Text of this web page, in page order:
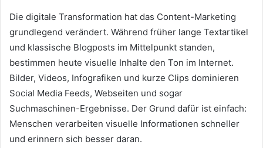
Die digitale Transformation hat das Content-Marketing
grundlegend verändert. Während früher lange Textartikel
und klassische Blogposts im Mittelpunkt standen,
bestimmen heute visuelle Inhalte den Ton im Internet.
Bilder, Videos, Infografiken und kurze Clips dominieren
Social Media Feeds, Webseiten und sogar
Suchmaschinen-Ergebnisse. Der Grund dafür ist einfach:
Menschen verarbeiten visuelle Informationen schneller
und erinnern sich besser daran.